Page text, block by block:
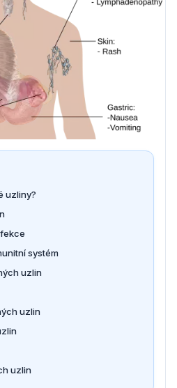
uzliny?
systém
uzlin
uzlin
uzlin